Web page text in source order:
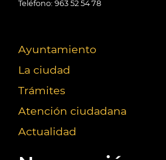
Teléfono: 963 52 54 78
Ayuntamiento
La ciudad
Trámites
Atención ciudadana
Actualidad